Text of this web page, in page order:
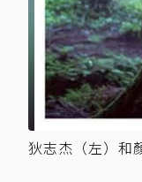
狄志杰（左）和